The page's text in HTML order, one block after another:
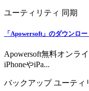
ユーティリティ 同期
「Apowersoft」のダウンロ
Apowersoft無料オンラ
iPhoneやiPa...
バックアップ ユーティ